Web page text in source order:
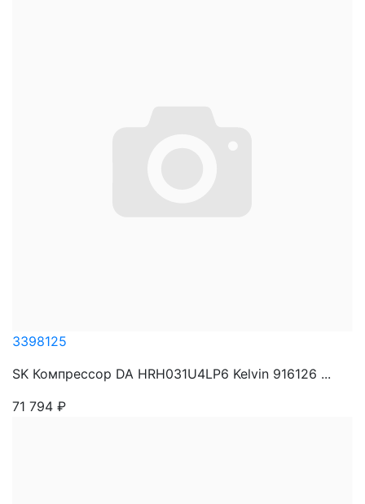
3398125
SK Компрессор DA HRH031U4LP6 Kelvin 916126 ...
71 794 ₽